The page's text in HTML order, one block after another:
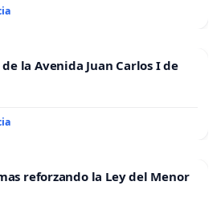
la Avenida Juan Carlos I de
reforzando la Ley del Menor